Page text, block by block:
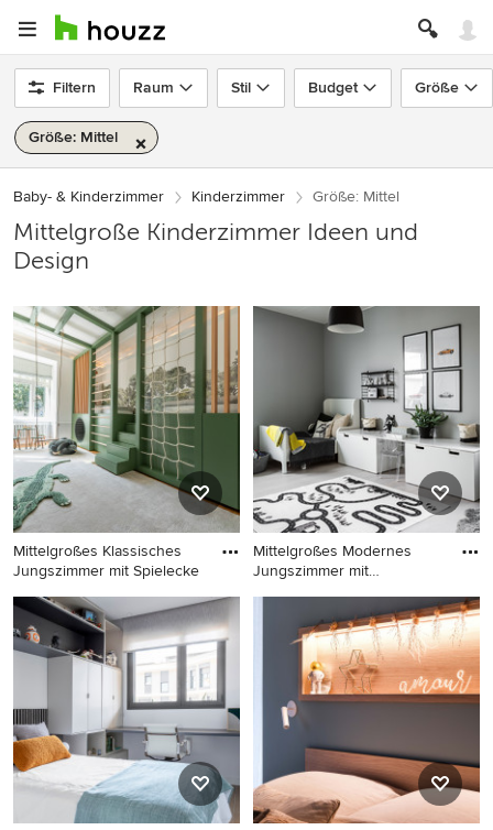
Filtern Raum Stil Budget Größe
Größe: Mittel
Baby- & Kinderzimmer Kinderzimmer Größe: Mittel
Mittelgroße Kinderzimmer Ideen und
Design
Mittelgroßes Klassisches
Jungszimmer mit Spielecke
Mittelgroßes Klassisches
Jungszimmer mit Spielecke,
grüner Wandfarbe,
Teppichboden, grauem
Boden und Tapetenwänden
in Dresden
Mittelgroßes Modernes
Jungszimmer mit
Mittelgroßes Modernes
Jungszimmer mit Schlafplatz,
grauer Wandfarbe und
hellem Holzboden in
Stockholm